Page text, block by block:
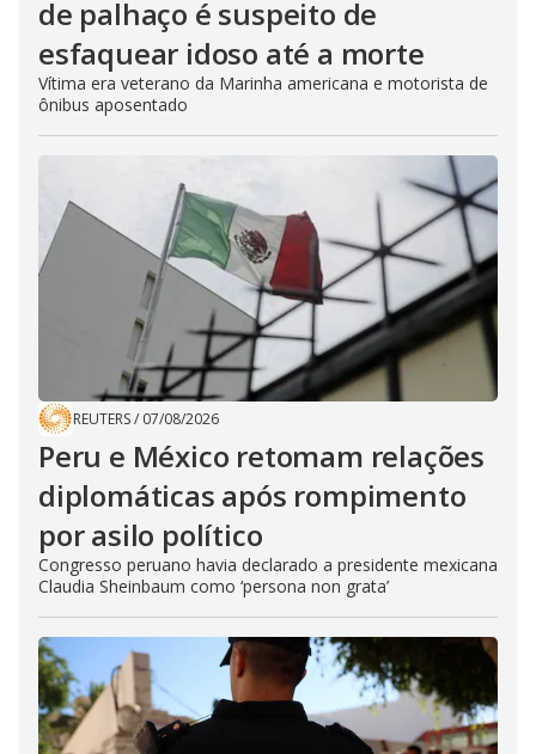
de palhaço é suspeito de
esfaquear idoso até a morte
Vítima era veterano da Marinha americana e motorista de
ônibus aposentado
REUTERS/ 07/08/2026
Peru e México retomam relações
diplomáticas após rompimento
por asilo político
Congresso peruano havia declarado a presidente mexicana
Claudia Sheinbaum como ‘persona non grata’